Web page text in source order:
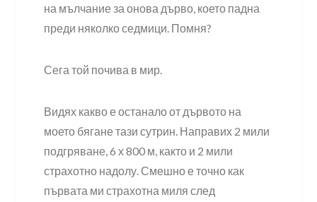
на мълчание за онова дърво, което падна
преди няколко седмици. Помня?
Сега той почива в мир.
Видях какво е останало от дървото на
моето бягане тази сутрин. Направих 2 мили
подгряване, 6 х 800 м, както и 2 мили
страхотно надолу. Смешно е точно как
първата ми страхотна миля след